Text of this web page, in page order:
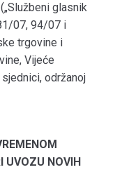
glasnik
07, 94/07 i
trgovine i
Vijeće
održanoj
UVOZU NOVIH